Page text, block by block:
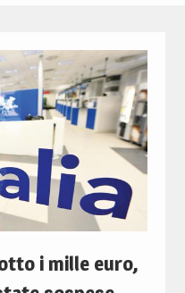
i mille euro,